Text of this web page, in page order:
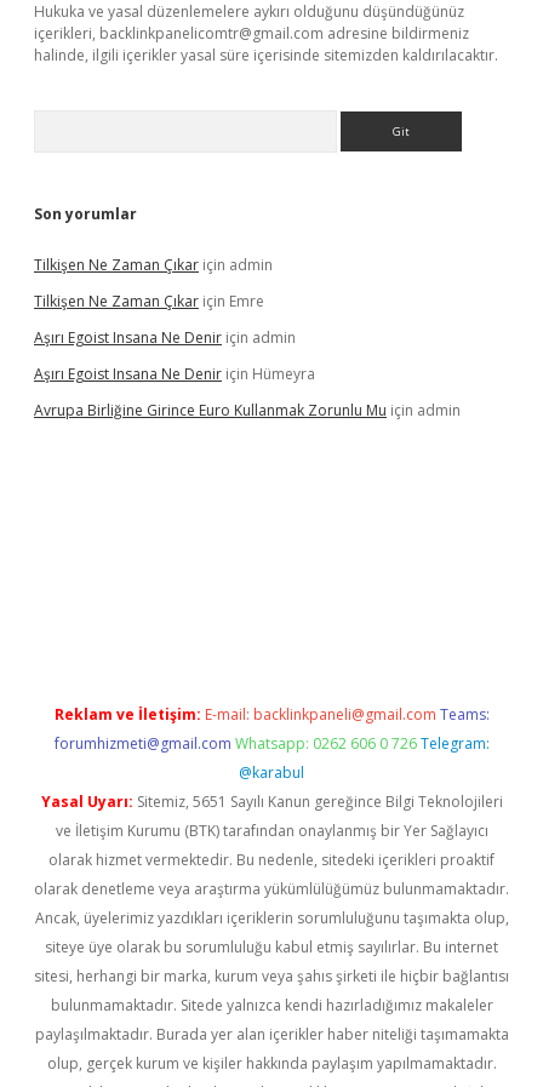
Hukuka ve yasal düzenlemelere aykırı olduğunu düşündüğünüz
içerikleri, backlinkpanelicomtr@gmail.com adresine bildirmeniz
halinde, ilgili içerikler yasal süre içerisinde sitemizden kaldırılacaktır.
Son yorumlar
Tilkişen Ne Zaman Çıkar için admin
Tilkişen Ne Zaman Çıkar için Emre
Aşırı Egoist Insana Ne Denir için admin
Aşırı Egoist Insana Ne Denir için Hümeyra
Avrupa Birliğine Girince Euro Kullanmak Zorunlu Mu için admin
Reklam ve İletişim: E-mail: backlinkpaneli@gmail.com Teams:
forumhizmeti@gmail.com Whatsapp: 0262 606 0 726 Telegram:
@karabul
Yasal Uyarı: Sitemiz, 5651 Sayılı Kanun gereğince Bilgi Teknolojileri
ve İletişim Kurumu (BTK) tarafından onaylanmış bir Yer Sağlayıcı
olarak hizmet vermektedir. Bu nedenle, sitedeki içerikleri proaktif
olarak denetleme veya araştırma yükümlülüğümüz bulunmamaktadır.
Ancak, üyelerimiz yazdıkları içeriklerin sorumluluğunu taşımakta olup,
siteye üye olarak bu sorumluluğu kabul etmiş sayılırlar. Bu internet
sitesi, herhangi bir marka, kurum veya şahıs şirketi ile hiçbir bağlantısı
bulunmamaktadır. Sitede yalnızca kendi hazırladığımız makaleler
paylaşılmaktadır. Burada yer alan içerikler haber niteliği taşımamakta
olup, gerçek kurum ve kişiler hakkında paylaşım yapılmamaktadır.